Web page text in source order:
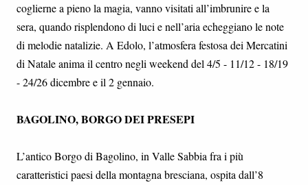
coglierne a pieno la magia, vanno visitati all’imbrunire e la
sera, quando risplendono di luci e nell’aria echeggiano le note
di melodie natalizie. A Edolo, l’atmosfera festosa dei Mercatini
di Natale anima il centro negli weekend del 4/5 - 11/12 - 18/19
- 24/26 dicembre e il 2 gennaio.
BAGOLINO, BORGO DEI PRESEPI
L’antico Borgo di Bagolino, in Valle Sabbia fra i più
caratteristici paesi della montagna bresciana, ospita dall’8